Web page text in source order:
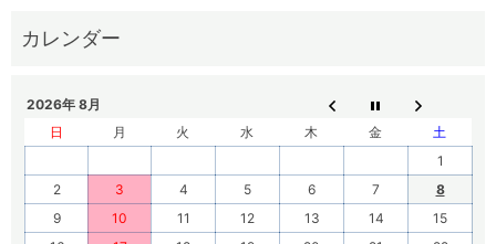
2026年 8月
日
月 火 水 木 金
土
1
2
3 4 5 6 7
8
9
10 11 12 13 14
15